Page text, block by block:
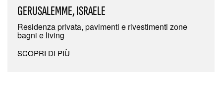
GERUSALEMME, ISRAELE
Residenza privata, pavimenti e rivestimenti zone
bagni e living
SCOPRI DI PIÙ